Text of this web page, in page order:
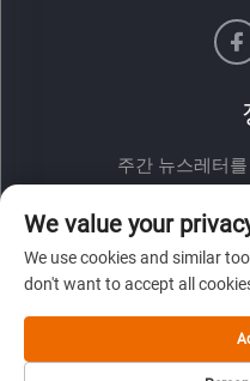
주간 뉴스레터
We value your
We use cookies and similar
don't want to accept all